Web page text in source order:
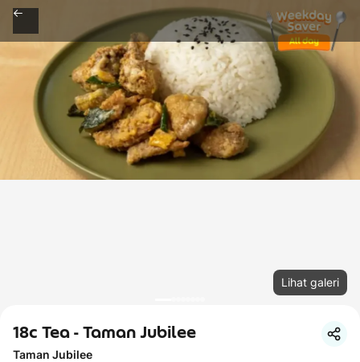
Lihat galeri
18c Tea - Taman Jubilee
Taman Jubilee